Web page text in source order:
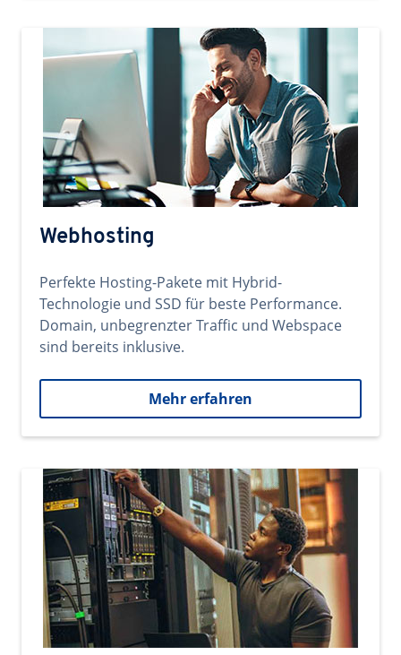
Webhosting
Perfekte Hosting-Pakete mit Hybrid-
Technologie und SSD für beste Performance.
Domain, unbegrenzter Traffic und Webspace
sind bereits inklusive.
Mehr erfahren